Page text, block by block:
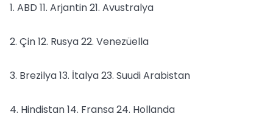
1. ABD 11. Arjantin 21. Avustralya
2. Çin 12. Rusya 22. Venezüella
3. Brezilya 13. İtalya 23. Suudi Arabistan
4. Hindistan 14. Fransa 24. Hollanda